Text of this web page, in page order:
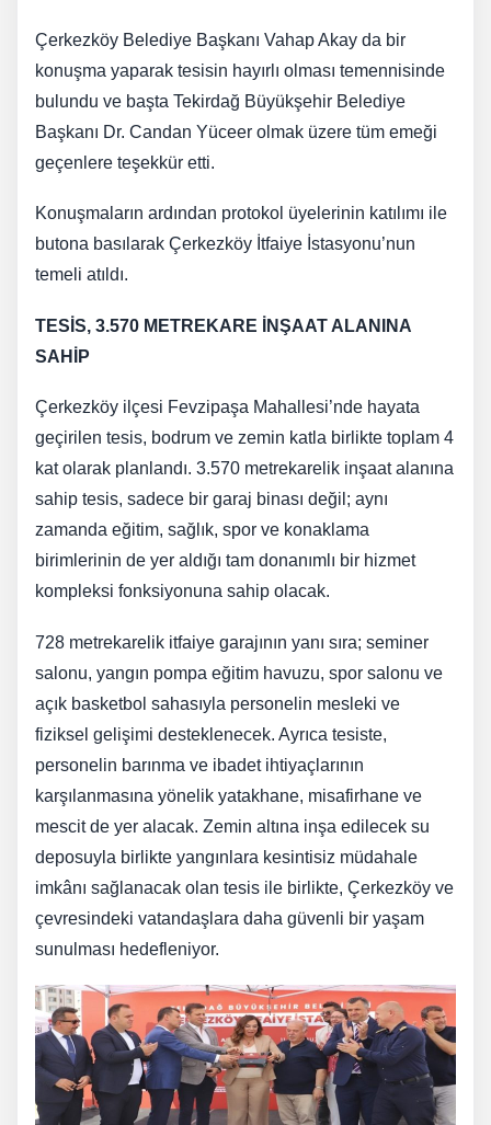
Çerkezköy Belediye Başkanı Vahap Akay da bir
konuşma yaparak tesisin hayırlı olması temennisinde
bulundu ve başta Tekirdağ Büyükşehir Belediye
Başkanı Dr. Candan Yüceer olmak üzere tüm emeği
geçenlere teşekkür etti.
Konuşmaların ardından protokol üyelerinin katılımı ile
butona basılarak Çerkezköy İtfaiye İstasyonu’nun
temeli atıldı.
TESİS, 3.570 METREKARE İNŞAAT ALANINA
SAHİP
Çerkezköy ilçesi Fevzipaşa Mahallesi’nde hayata
geçirilen tesis, bodrum ve zemin katla birlikte toplam 4
kat olarak planlandı. 3.570 metrekarelik inşaat alanına
sahip tesis, sadece bir garaj binası değil; aynı
zamanda eğitim, sağlık, spor ve konaklama
birimlerinin de yer aldığı tam donanımlı bir hizmet
kompleksi fonksiyonuna sahip olacak.
728 metrekarelik itfaiye garajının yanı sıra; seminer
salonu, yangın pompa eğitim havuzu, spor salonu ve
açık basketbol sahasıyla personelin mesleki ve
fiziksel gelişimi desteklenecek. Ayrıca tesiste,
personelin barınma ve ibadet ihtiyaçlarının
karşılanmasına yönelik yatakhane, misafirhane ve
mescit de yer alacak. Zemin altına inşa edilecek su
deposuyla birlikte yangınlara kesintisiz müdahale
imkânı sağlanacak olan tesis ile birlikte, Çerkezköy ve
çevresindeki vatandaşlara daha güvenli bir yaşam
sunulması hedefleniyor.